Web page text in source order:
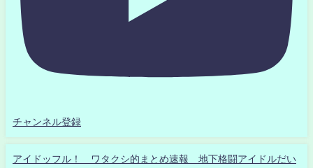
チャンネル登録
アイドッフル！ ワタクシ的まとめ速報 地下格闘アイドルだい